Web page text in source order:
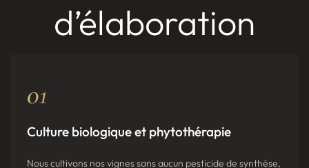
d’élaboration
01
Culture biologique et phytothérapie
Nous cultivons nos vignes sans aucun pesticide de synthèse,